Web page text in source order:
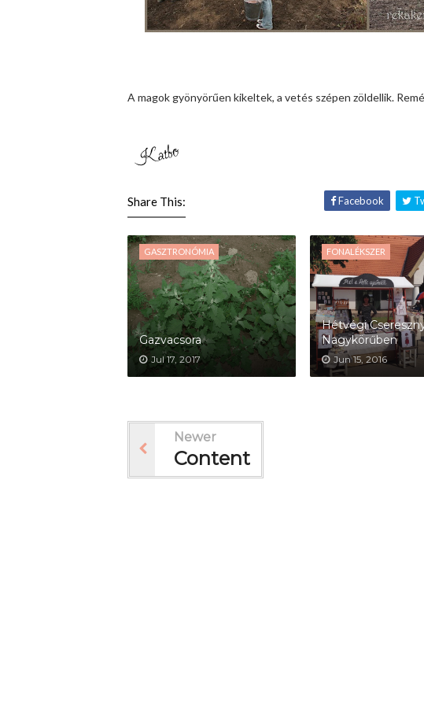
A magok gyönyörűen kikeltek, a vetés szépen zöldellik.
Share This: Facebook
GASZTRONÓMIA
Gazvacsora
Jul 17, 2017
FONALÉKSZER
Hétvégi
Nagykörűben
Jun 15, 2016
Newer
Content